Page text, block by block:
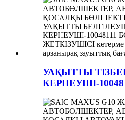
УАҚЫТТЫ
КЕРНЕУШІ-